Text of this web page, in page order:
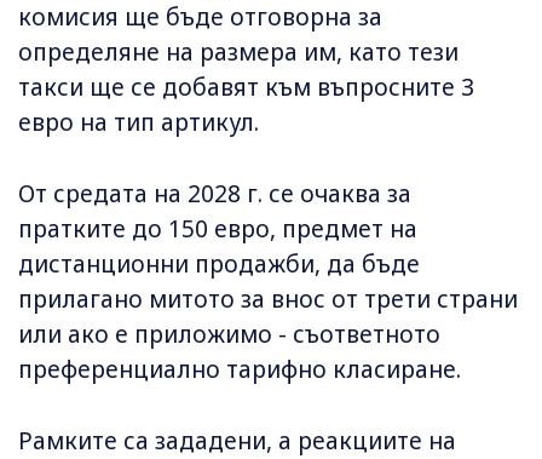
комисия ще бъде отговорна за
определяне на размера им, като тези
такси ще се добавят към въпросните 3
евро на тип артикул.
От средата на 2028 г. се очаква за
пратките до 150 евро, предмет на
дистанционни продажби, да бъде
прилагано митото за внос от трети страни
или ако е приложимо - съответното
преференциално тарифно класиране.
Рамките са зададени, а реакциите на